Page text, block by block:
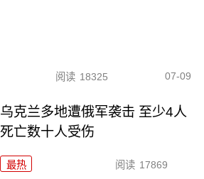
阅读 18325 07-09
乌克兰多地遭俄军袭击 至少4人
死亡数十人受伤
最热 阅读 17869